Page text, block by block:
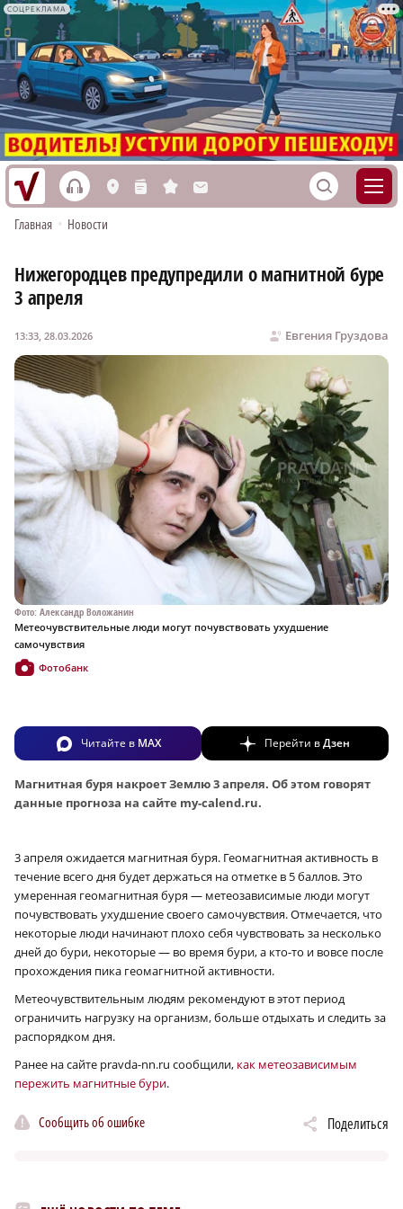
СОЦРЕКЛАМА
h L n s M S
Главная • Новости
Нижегородцев предупредили о магнитной буре
3 апреля
Евгения Груздова
13:33, 28.03.2026
Фото: Александр Воложанин
Метеочувствительные люди могут почувствовать ухудшение
самочувствия
Фотобанк
Читайте в MAX Перейти вДзен
Магнитная буря накроет Землю 3 апреля. Об этом говорят
данные прогноза на сайте my-calend.ru.
3 апреля ожидается магнитная буря. Геомагнитная активность в
течение всего дня будет держаться на отметке в 5 баллов. Это
умеренная геомагнитная буря — метеозависимые люди могут
почувствовать ухудшение своего самочувствия. Отмечается, что
некоторые люди начинают плохо себя чувствовать за несколько
дней до бури, некоторые — во время бури, а кто-то и вовсе после
прохождения пика геомагнитной активности.
Метеочувствительным людям рекомендуют в этот период
ограничить нагрузку на организм, больше отдыхать и следить за
распорядком дня.
Ранее на сайте pravda-nn.ru сообщили, как метеозависимым
пережить магнитные бури.
Сообщить об ошибке Поделиться